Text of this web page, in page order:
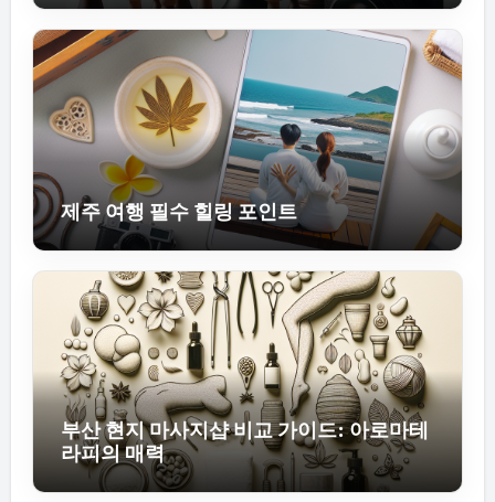
제주 여행 필수 힐링 포인트
부산 현지 마사지샵 비교 가이드: 아로마테
라피의 매력